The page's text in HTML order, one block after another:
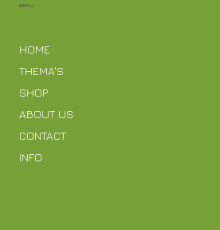
MENU
HOME
THEMA'S
SHOP
ABOUT US
CONTACT
INFO